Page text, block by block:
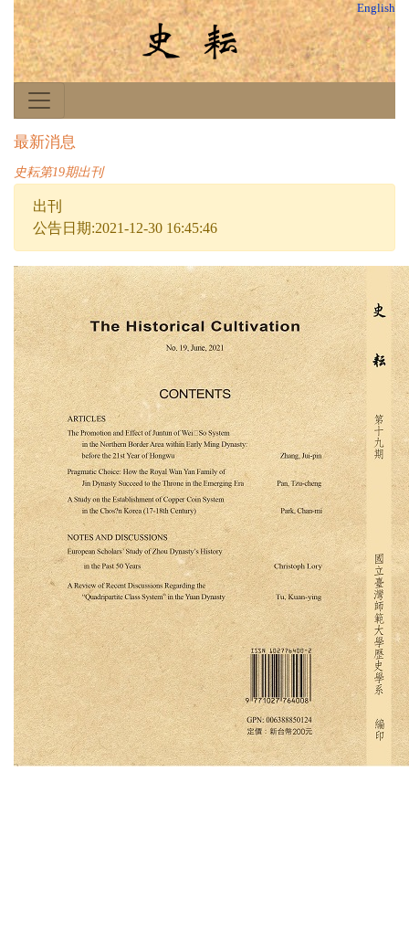
English
最新消息
史耘第19期出刊
出刊
公告日期:2021-12-30 16:45:46